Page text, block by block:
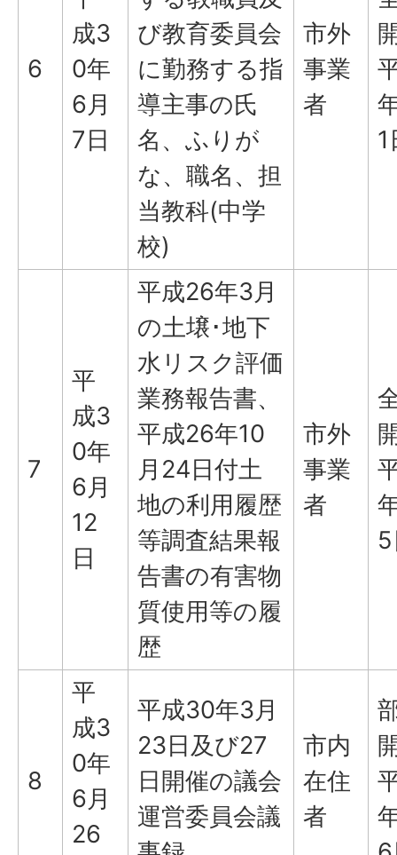
6
成3
0年
6月
7日
び教育委員会
に勤務する指
導主事の氏
名、ふりが
な、職名、担
当教科(中学
校)
市外
事業
者
1
7
平
成3
0年
6月
12
日
平成26年3月
の土壌･地下
水リスク評価
業務報告書、
平成26年10
月24日付土
地の利用履歴
等調査結果報
告書の有害物
質使用等の履
歴
市外
事業
者
8
平
成3
0年
6月
26
平成30年3月
23日及び27
日開催の議会
運営委員会議
市内
在住
者